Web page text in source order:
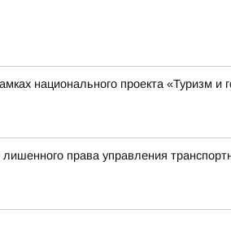
национального проекта «Туризм и
права управления